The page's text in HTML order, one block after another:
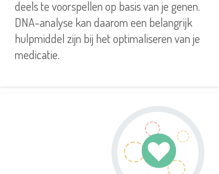
deels te voorspellen op basis van je genen.
DNA-analyse kan daarom een belangrijk
hulpmiddel zijn bij het optimaliseren van je
medicatie.